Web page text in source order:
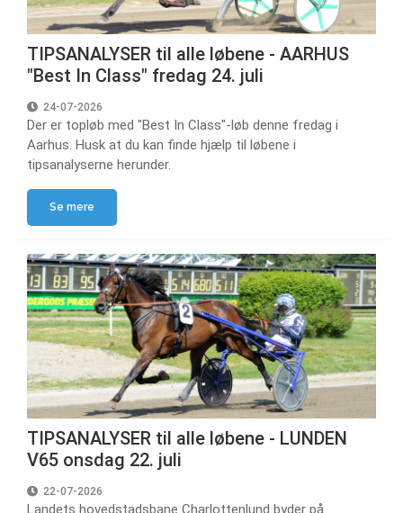
TIPSANALYSER til alle løbene - AARHUS
"Best In Class" fredag 24. juli
24-07-2026
Der er topløb med "Best In Class"-løb denne fredag i
Aarhus. Husk at du kan finde hjælp til løbene i
tipsanalyserne herunder.
Se mere
TIPSANALYSER til alle løbene - LUNDEN
V65 onsdag 22. juli
22-07-2026
Landets hovedstadsbane Charlottenlund byder på